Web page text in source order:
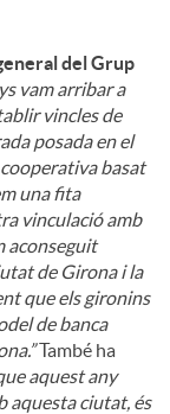
del Grup
vam arribar a
vincles de
posada en el
basat
una fita
vinculació amb
aconseguit
de Girona i la
que els gironins
de banca
També ha
aquest any
aquesta ciutat, és